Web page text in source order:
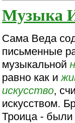
Музыка
Сама Веда
письменные
музыкальной
равно как и
искусство,
искусством.
Троица -